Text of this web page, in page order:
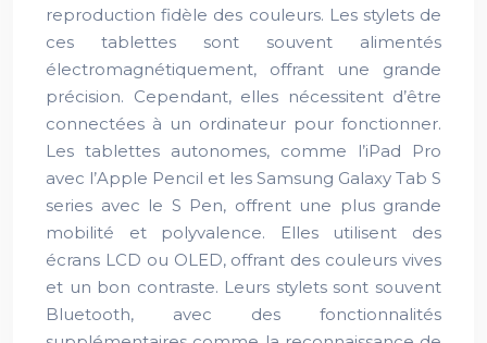
reproduction fidèle des couleurs. Les stylets de
ces tablettes sont souvent alimentés
électromagnétiquement, offrant une grande
précision. Cependant, elles nécessitent d’être
connectées à un ordinateur pour fonctionner.
Les tablettes autonomes, comme l’iPad Pro
avec l’Apple Pencil et les Samsung Galaxy Tab S
series avec le S Pen, offrent une plus grande
mobilité et polyvalence. Elles utilisent des
écrans LCD ou OLED, offrant des couleurs vives
et un bon contraste. Leurs stylets sont souvent
Bluetooth, avec des fonctionnalités